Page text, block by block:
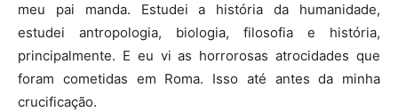
meu pai manda. Estudei a história da humanidade,
estudei antropologia, biologia, filosofia e história,
principalmente. E eu vi as horrorosas atrocidades que
foram cometidas em Roma. Isso até antes da minha
crucificação.